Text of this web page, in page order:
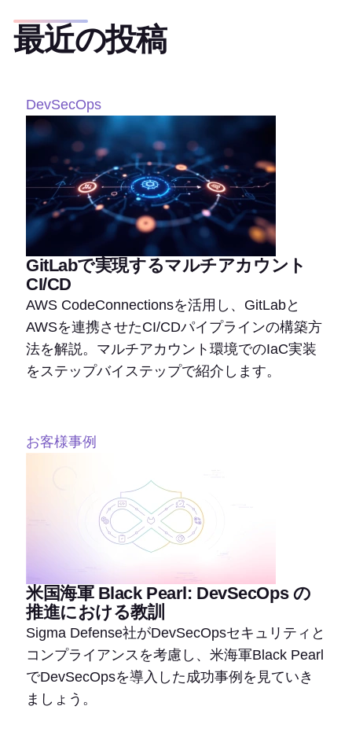
最近の投稿
DevSecOps
GitLabで実現するマルチアカウント
CI/CD
AWS CodeConnectionsを活用し、GitLabと
AWSを連携させたCI/CDパイプラインの構築方
法を解説。マルチアカウント環境でのIaC実装
をステップバイステップで紹介します。
お客様事例
米国海軍 Black Pearl: DevSecOps の
推進における教訓
Sigma Defense社がDevSecOpsセキュリティと
コンプライアンスを考慮し、米海軍Black Pearl
でDevSecOpsを導入した成功事例を見ていき
ましょう。